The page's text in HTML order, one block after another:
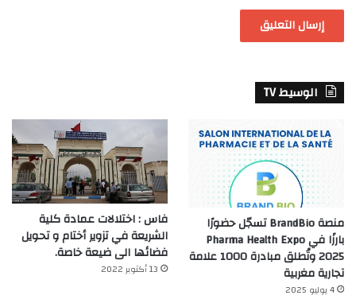
الوسيط TV
منصة BrandBio تسجّل حضورًا
بارزًا في Pharma Health Expo
2025 وتُطلق مبادرة 1000 علامة
تجارية مغربية
4 يوليو 2025
فاس : اختلالات عمادة كلية
الشريعة في تزوير أختام و تحويل
فضائها الى ضيعة خاصة.
13 أكتوبر 2022